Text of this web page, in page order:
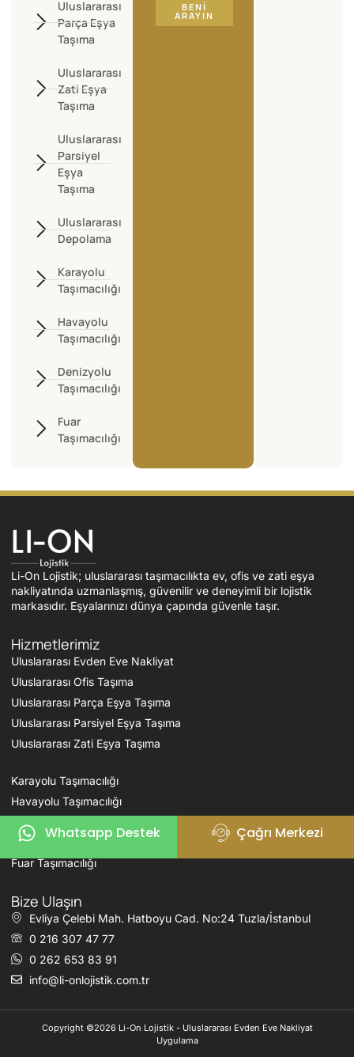
Uluslararası
Parça Eşya
Taşıma
Uluslararası
Zati Eşya
Taşıma
Uluslararası
Parsiyel
Eşya
Taşıma
Uluslararası
Depolama
Karayolu
Taşımacılığı
Havayolu
Taşımacılığı
Denizyolu
Taşımacılığı
Fuar
Taşımacılığı
BENI
ARAYIN
Li-On Lojistik; uluslararası taşımacılıkta ev, ofis ve zati eşya
nakliyatında uzmanlaşmış, güvenilir ve deneyimli bir lojistik
markasıdır. Eşyalarınızı dünya çapında güvenle taşır.
Hizmetlerimiz
Uluslararası Evden Eve Nakliyat
Uluslararası Ofis Taşıma
Uluslararası Parça Eşya Taşıma
Uluslararası Parsiyel Eşya Taşıma
Uluslararası Zati Eşya Taşıma
Karayolu Taşımacılığı
Havayolu Taşımacılığı
Denizyolu Taşımacılığı
Demiryolu Taşımacılığı
Fuar Taşımacılığı
Bize Ulaşın
Evliya Çelebi Mah. Hatboyu Cad. No:24 Tuzla/İstanbul
0 216 307 47 77
0 262 653 83 91
info@li-onlojistik.com.tr
Copyright ©2026 Li-On Lojistik - Uluslararası Evden Eve Nakliyat
Uygulama
Whatsapp Destek Çağrı Merkezi